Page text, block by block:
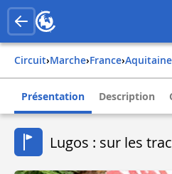
Circuit› Marche› france› aquitaine
Présentation Description
Lugos : sur les